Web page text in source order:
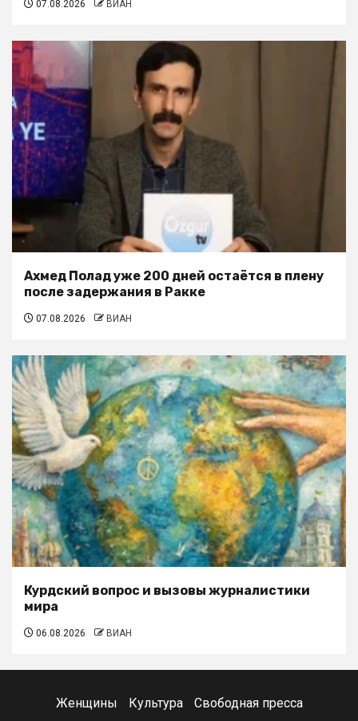
07.08.2026 ВИАН
Ахмед Полад уже 200 дней остаётся в плену
после задержания в Ракке
07.08.2026 ВИАН
Курдский вопрос и вызовы журналистики
мира
06.08.2026 ВИАН
Женщины Культура Свободная пресса